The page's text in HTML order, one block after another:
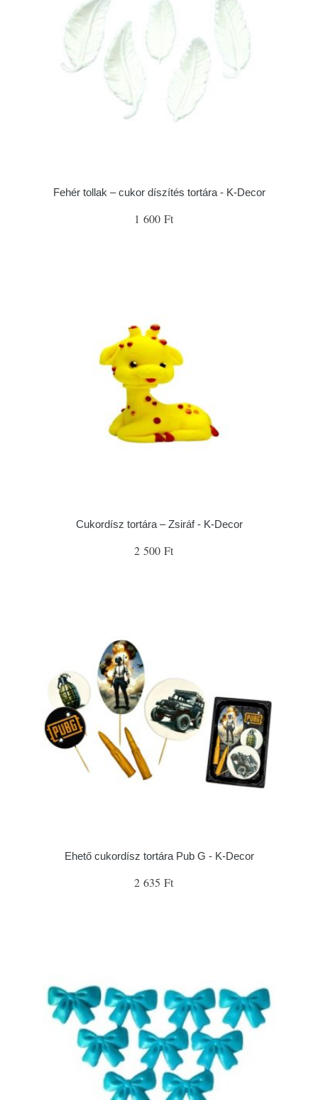
Fehér tollak – cukor díszítés tortára - K-Decor
1 600 Ft
Cukordísz tortára – Zsiráf - K-Decor
2 500 Ft
Ehető cukordísz tortára Pub G - K-Decor
2 635 Ft